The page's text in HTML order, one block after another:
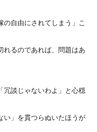
の自由にされてしまう」こ
れるのであれば、問題はあ
冗談じゃないわよ」と心穏
い」を貫つらぬいたほうが